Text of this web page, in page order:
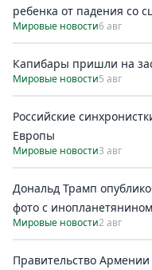
ребенка от падения со
Мировые новости6 авг
Капибары пришли на
Мировые новости5 авг
Российские
Европы
Мировые новости3 авг
Дональд Трамп
фото с инопланетянином
Мировые новости2 авг
Правительство